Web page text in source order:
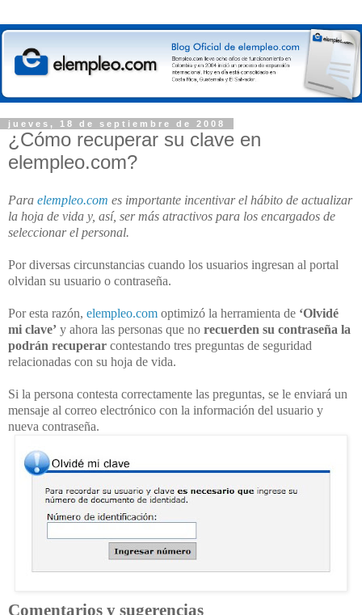
jueves, 18 de septiembre de 2008
¿Cómo recuperar su clave en
elempleo.com?
Para elempleo.com es importante incentivar el hábito de actualizar
la hoja de vida y, así, ser más atractivos para los encargados de
seleccionar el personal.
Por diversas circunstancias cuando los usuarios ingresan al portal
olvidan su usuario o contraseña.
Por esta razón, elempleo.com optimizó la herramienta de ‘Olvidé
mi clave’ y ahora las personas que no recuerden su contraseña la
podrán recuperar contestando tres preguntas de seguridad
relacionadas con su hoja de vida.
Si la persona contesta correctamente las preguntas, se le enviará un
mensaje al correo electrónico con la información del usuario y
nueva contraseña.
Comentarios y sugerencias